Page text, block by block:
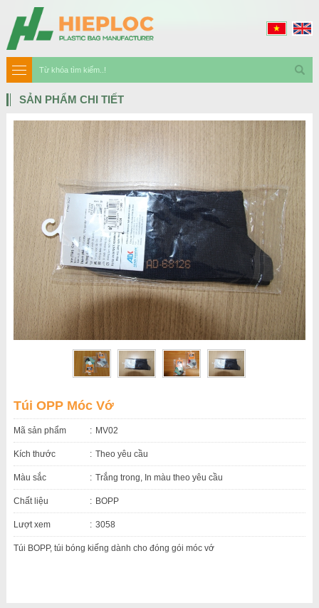
SẢN PHẨM CHI TIẾT
Túi OPP Móc Vớ
Mã sản phẩm MV02
Kích thước Theo yêu cầu
Màu sắc Trắng trong, In màu theo yêu cầu
Chất liệu BOPP
Lượt xem 3058
Túi BOPP, túi bóng kiếng dành cho đóng gói móc vớ